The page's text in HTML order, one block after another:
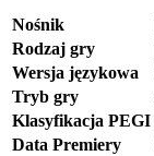
Nośnik
Rodzaj gry
Wersja językowa
Tryb gry
Klasyfikacja PEGI
Data Premiery